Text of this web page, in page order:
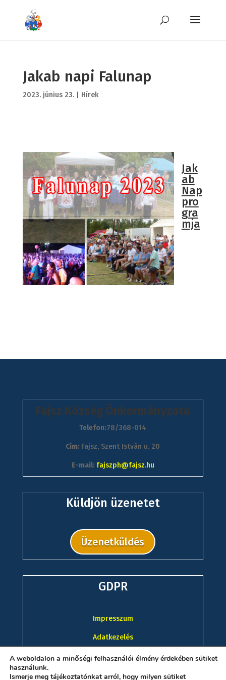
Jakab napi Falunap
2023. június 23.| Hírek
Jak
ab
Nap
pro
gra
mja
Fajsz Község Önkormányzata
Telefon:78/368-014
Cím: Fajsz, Szent István u. 20
E-mail: fajszph@fajsz.hu
Küldjön üzenetet
Üzenetküldés
GDPR
Impresszum
Adatkezelés
A weboldalon a minőségi felhasználói élmény érdekében sütiket
használunk.
Ismerje meg tájékoztatónkat arról, hogy milyen sütiket